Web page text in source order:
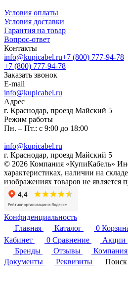
Условия оплаты
Условия доставки
Гарантия на товар
Вопрос-ответ
Контакты
info@kupicabel.ru+7 (800) 777-94-78
+7 (800) 777-94-78
Заказать звонок
E-mail
info@kupicabel.ru
Адрес
г. Краснодар, проезд Майский 5
Режим работы
Пн. – Пт.: с 9:00 до 18:00
info@kupicabel.ru
г. Краснодар, проезд Майский 5
© 2026 Компания «КупиКабель»
характеристиках, наличии на
изображениях товаров не является
Конфиденциальность
Главная
Каталог 0
Кабинет
0 Сравнение Акции
Бренды
Отзывы Компания
Документы
Реквизиты Поиск